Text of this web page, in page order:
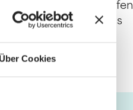
Über Cookies
den Tiefen und Untiefen
des 2013 erstmals